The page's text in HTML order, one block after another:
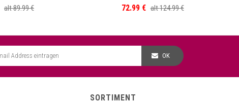
alt89.99 € 72.99 € alt124.99 €
OK
SORTIMENT